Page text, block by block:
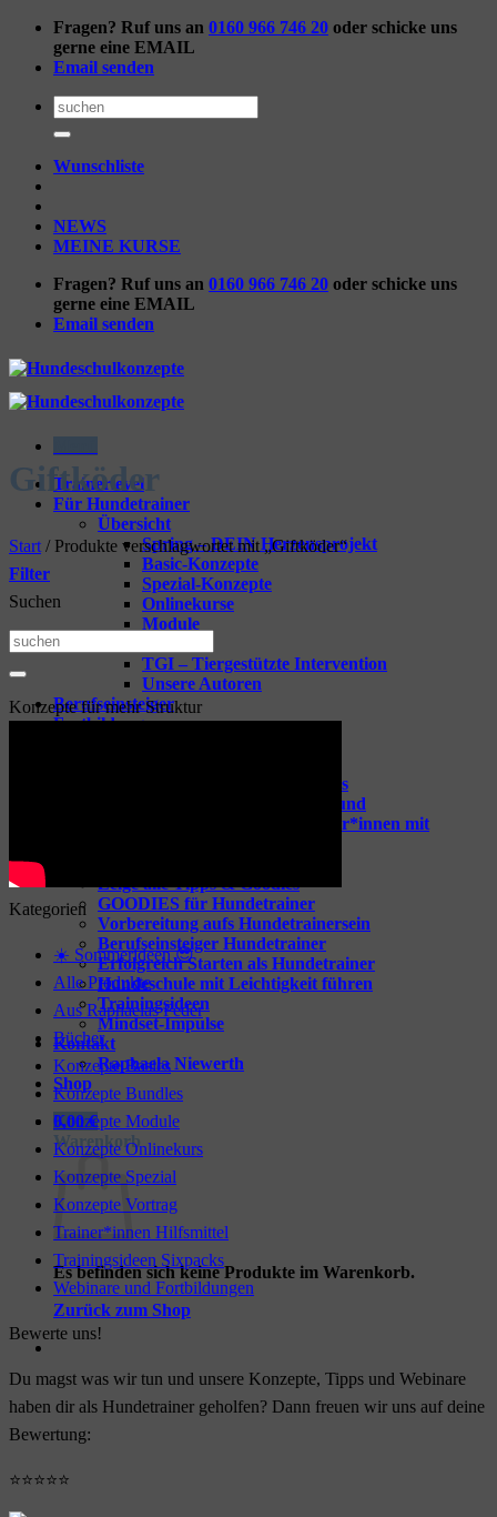
Zum
springen
Fragen? Ruf uns an 0160 966 746 20 oder schicke uns
gerne eine EMAIL
Email senden
Suchen
nach:
Wunschliste
NEWS
MEINE KURSE
Fragen? Ruf uns an 0160 966 746 20 oder schicke uns
gerne eine EMAIL
Email senden
Trainerlevel
Für Hundetrainer
Übersicht
Spring – DEIN Herzensprojekt
Basic-Konzepte
Spezial-Konzepte
Onlinekurse
Module
TGI – Tiergestützte Intervention
Unsere Autoren
Berufseinsteiger
Fortbildungen
Webinare für dein Business
Webinare rund um den Hund
Coaching für Hundetrainer*innen mit
Zeige alle Tipps & Goodies
GOODIES für Hundetrainer
Vorbereitung aufs Hundetrainersein
Berufseinsteiger Hundetrainer
Erfolgreich Starten als Hundetrainer
Hundeschule mit Leichtigkeit führen
Trainingsideen
Mindset-Impulse
Kontakt
Raphaela Niewerth
Shop
0,00€
Warenkorb
Es befinden sich keine Produkte im Warenkorb.
Zurück zum Shop
Giftköder
Start / Produkte verschlagwortet mit „Giftköder“
Filter
Suchen
Suchen
nach:
Konzepte für mehr Struktur
Kategorien
☀️ Sommerideen 😎
Alle Produkte
Aus Raphaelas Feder
Bücher
Konzepte Basics
Konzepte Bundles
Konzepte Module
Konzepte Onlinekurs
Konzepte Spezial
Konzepte Vortrag
Trainer*innen Hilfsmittel
Trainingsideen Sixpacks
Webinare und Fortbildungen
Bewerte uns!
Du magst was wir tun und unsere Konzepte, Tipps und Webinare
haben dir als Hundetrainer geholfen? Dann freuen wir uns auf deine
Bewertung:
⭐⭐⭐⭐⭐